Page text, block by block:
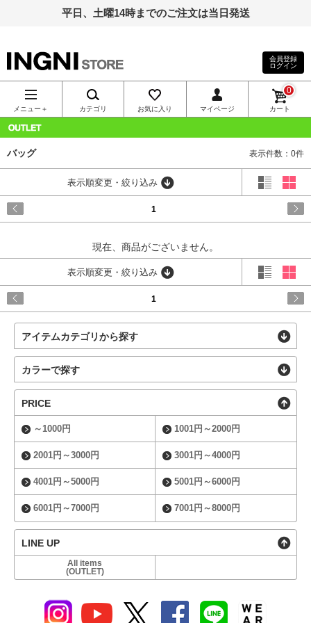
平日、土曜14時までのご注文は当日発送
INGNI（イン
グ）公式通
販｜INGNI
STORE
会員登録
ログイン
メニュー＋ カテゴリ お気に入り マイページ カート
0
バッグ 表示件数：0件
表示順変更・絞り込み
1
現在、商品がございません。
表示順変更・絞り込み
1
アイテムカテゴリから探す
カラーで探す
PRICE
～1000円 1001円～2000円
2001円～3000円 3001円～4000円
4001円～5000円 5001円～6000円
6001円～7000円 7001円～8000円
LINE UP
All items
(OUTLET)